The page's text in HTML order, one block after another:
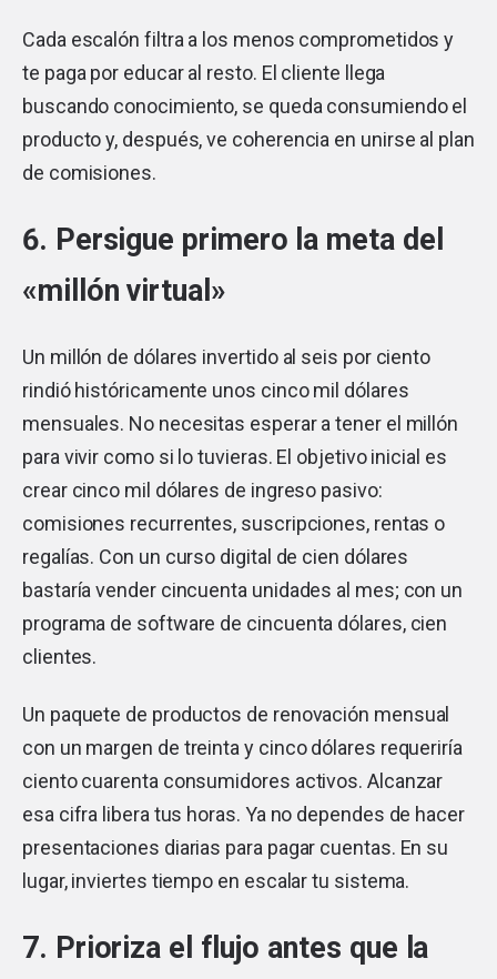
Cada escalón filtra a los menos comprometidos y
te paga por educar al resto. El cliente llega
buscando conocimiento, se queda consumiendo el
producto y, después, ve coherencia en unirse al plan
de comisiones.
6. Persigue primero la meta del
«millón virtual»
Un millón de dólares invertido al seis por ciento
rindió históricamente unos cinco mil dólares
mensuales. No necesitas esperar a tener el millón
para vivir como si lo tuvieras. El objetivo inicial es
crear cinco mil dólares de ingreso pasivo:
comisiones recurrentes, suscripciones, rentas o
regalías. Con un curso digital de cien dólares
bastaría vender cincuenta unidades al mes; con un
programa de software de cincuenta dólares, cien
clientes.
Un paquete de productos de renovación mensual
con un margen de treinta y cinco dólares requeriría
ciento cuarenta consumidores activos. Alcanzar
esa cifra libera tus horas. Ya no dependes de hacer
presentaciones diarias para pagar cuentas. En su
lugar, inviertes tiempo en escalar tu sistema.
7. Prioriza el flujo antes que la